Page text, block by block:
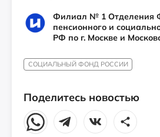
Филиал № 1 Отделения
пенсионного и
РФ по г. Москве и
СОЦИАЛЬНЫЙ ФОНД РОССИИ
Поделитесь новостью